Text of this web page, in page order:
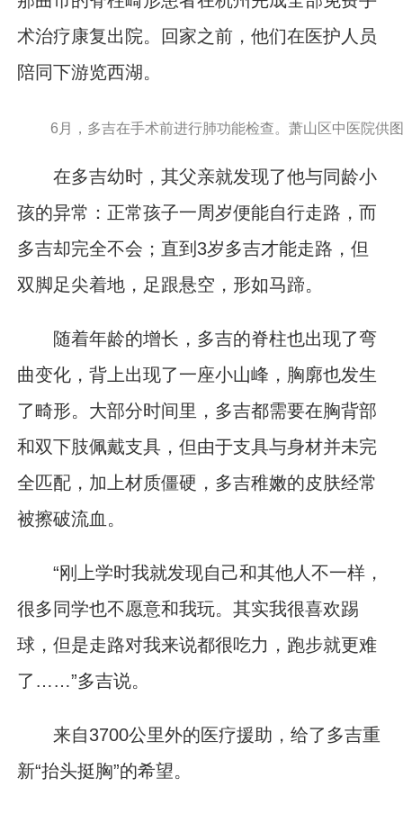
术治疗康复出院。回家之前，他们在医护人员
陪同下游览西湖。
6月，多吉在手术前进行肺功能检查。萧山区中医院供图
在多吉幼时，其父亲就发现了他与同龄小
孩的异常：正常孩子一周岁便能自行走路，而
多吉却完全不会；直到3岁多吉才能走路，但
双脚足尖着地，足跟悬空，形如马蹄。
随着年龄的增长，多吉的脊柱也出现了弯
曲变化，背上出现了一座小山峰，胸廓也发生
了畸形。大部分时间里，多吉都需要在胸背部
和双下肢佩戴支具，但由于支具与身材并未完
全匹配，加上材质僵硬，多吉稚嫩的皮肤经常
被擦破流血。
“刚上学时我就发现自己和其他人不一样，
很多同学也不愿意和我玩。其实我很喜欢踢
球，但是走路对我来说都很吃力，跑步就更难
了……”多吉说。
来自3700公里外的医疗援助，给了多吉重
新“抬头挺胸”的希望。